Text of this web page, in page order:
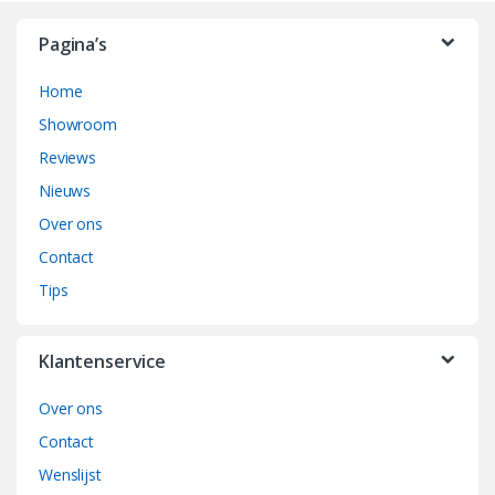
Pagina’s
Home
Showroom
Reviews
Nieuws
Over ons
Contact
Tips
Klantenservice
Over ons
Contact
Wenslijst